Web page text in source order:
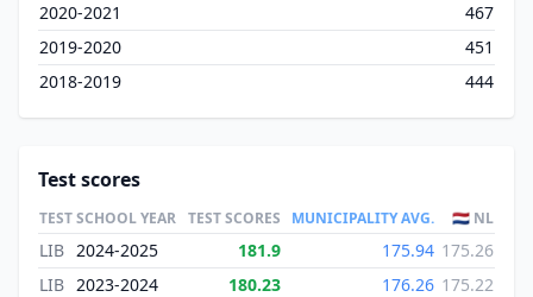
2020-2021
467
2019-2020
451
2018-2019
444
Test scores
TESTSCHOOL YEAR TEST SCORES MUNICIPALITY AVG. 🇳🇱 NL
LIB 2024-2025 181.9 175.94 175.26
LIB 2023-2024 180.23 176.26 175.22